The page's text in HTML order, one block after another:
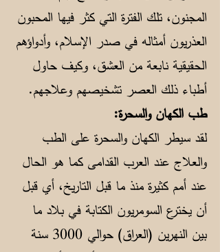
المجنون، تلك الفترة التي كثر فيها المحبون
العذريون أمثاله في صدر الإسلام، وأدواؤهم
الحقيقية نابعة من العشق، وكيف حاول
أطباء ذلك العصر تشخيصهم وعلاجهم.
طب الكهان والسحرة:
لقد سيطر الكهان والسحرة على الطب
والعلاج عند العرب القدامى كما هو الحال
عند أمم كثيرة منذ ما قبل التاريخ، أي قبل
أن يخترع السومريون الكتابة في بلاد ما
بين النهرين (العراق) حوالي 3000 سنة